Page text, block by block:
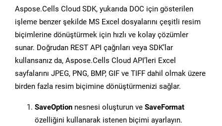
Aspose.Cells Cloud SDK, yukarıda DOC için gösterilen
işleme benzer şekilde MS Excel dosyalarını çeşitli resim
biçimlerine dönüştürmek için hızlı ve kolay çözümler
sunar. Doğrudan REST API çağrıları veya SDK’lar
kullansanız da, Aspose.Cells Cloud API’leri Excel
sayfalarını JPEG, PNG, BMP, GIF ve TIFF dahil olmak üzere
birden fazla resim biçimine dönüştürmenizi sağlar.
SaveOption nesnesi oluşturun ve SaveFormat
özelliğini kullanarak istenen biçimi ayarlayın.